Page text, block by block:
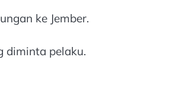
ke Jember.
diminta pelaku.